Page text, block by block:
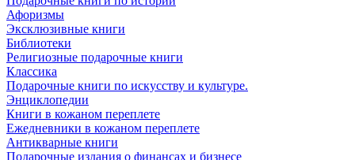
Афоризмы
Эксклюзивные книги
Библиотеки
Религиозные подарочные книги
Классика
Подарочные книги по искусству и культуре.
Энциклопедии
Книги в кожаном переплете
Ежедневники в кожаном переплете
Антикварные книги
Подарочные издания о финансах и бизнесе